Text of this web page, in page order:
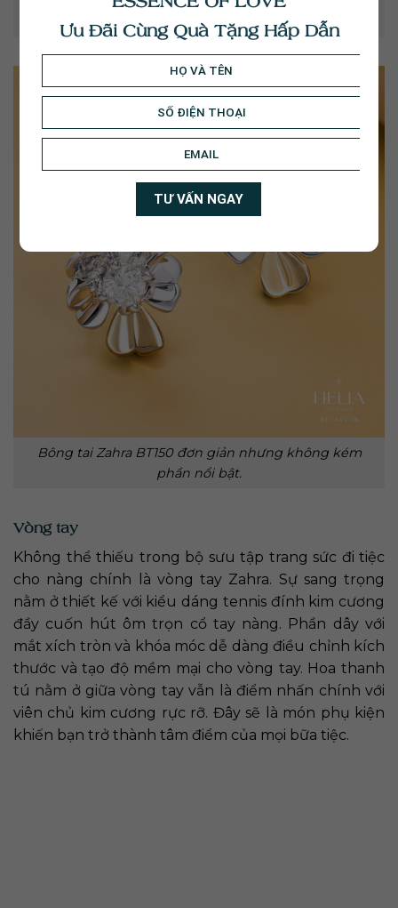
mềm mại.
Bông tai Zahra BT150 đơn giản nhưng không kém
phần nổi bật.
Vòng tay
Không thể thiếu trong bộ sưu tập trang sức đi tiệc
cho nàng chính là vòng tay Zahra. Sự sang trọng
nằm ở thiết kế với kiểu dáng tennis đính kim cương
đầy cuốn hút ôm trọn cổ tay nàng. Phần dây với
mắt xích tròn và khóa móc dễ dàng điều chỉnh kích
thước và tạo độ mềm mại cho vòng tay. Hoa thanh
tú nằm ở giữa vòng tay vẫn là điểm nhấn chính với
viên chủ kim cương rực rỡ. Đây sẽ là món phụ kiện
khiến bạn trở thành tâm điểm của mọi bữa tiệc.
Ưu Đãi Cùng Quà Tặng Hấp Dẫn